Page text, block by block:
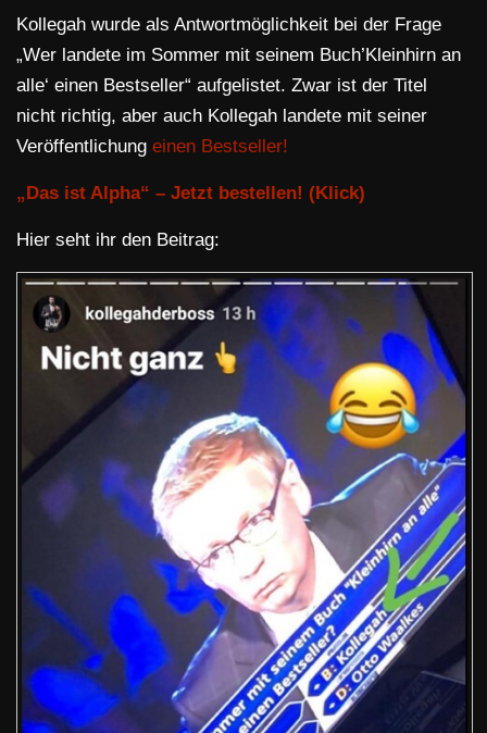
Kollegah wurde als Antwortmöglichkeit bei der Frage
„Wer landete im Sommer mit seinem Buch’Kleinhirn an
alle‘ einen Bestseller“ aufgelistet. Zwar ist der Titel
nicht richtig, aber auch Kollegah landete mit seiner
Veröffentlichung einen Bestseller!
„Das ist Alpha“ – Jetzt bestellen! (Klick)
Hier seht ihr den Beitrag: